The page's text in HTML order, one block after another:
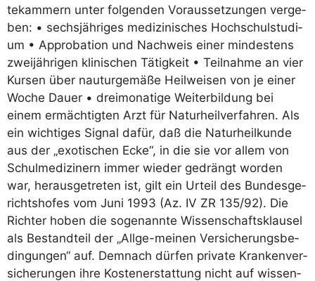
te­kam­mern unter fol­gen­den Vor­aus­set­zun­gen ver­ge­
ben: • sechs­jäh­ri­ges medi­zi­ni­sches Hoch­schul­stu­di­
um • Appro­ba­ti­on und Nach­weis einer min­des­tens
zwei­jäh­ri­gen kli­ni­schen Tätig­keit • Teil­nah­me an vier
Kur­sen über nau­tur­ge­mä­ße Heil­wei­sen von je einer
Woche Dau­er • drei­mo­na­ti­ge Wei­ter­bil­dung bei
einem ermäch­tig­ten Arzt für Natur­heil­ver­fah­ren. Als
ein wich­ti­ges Signal dafür, daß die Natur­heil­kun­de
aus der „exo­ti­schen Ecke“, in die sie vor allem von
Schul­me­di­zi­nern immer wie­der gedrängt wor­den
war, her­aus­ge­tre­ten ist, gilt ein Urteil des Bun­des­ge­
richts­ho­fes vom Juni 1993 (Az. IV ZR 135/​92). Die
Rich­ter hoben die soge­nann­te Wis­sen­schafts­klau­sel
als Bestand­teil der „All­ge-mei­nen Ver­si­che­rungs­be­
din­gun­gen“ auf. Dem­nach dür­fen pri­va­te Kran­ken­ver­
si­che­run­gen ihre Kos­ten­er­stat­tung nicht auf wis­sen­